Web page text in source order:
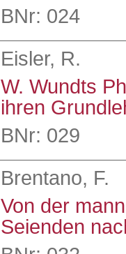
BNr: 024
Eisler, R.
W. Wundts
ihren
BNr: 029
Brentano, F.
Von der
Seienden